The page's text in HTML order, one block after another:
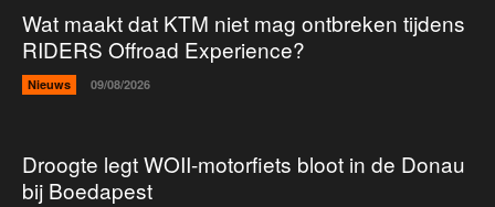
Wat maakt dat KTM niet mag ontbreken tijdens
RIDERS Offroad Experience?
Nieuws 09/08/2026
Droogte legt WOII-motorfiets bloot in de Donau
bij Boedapest